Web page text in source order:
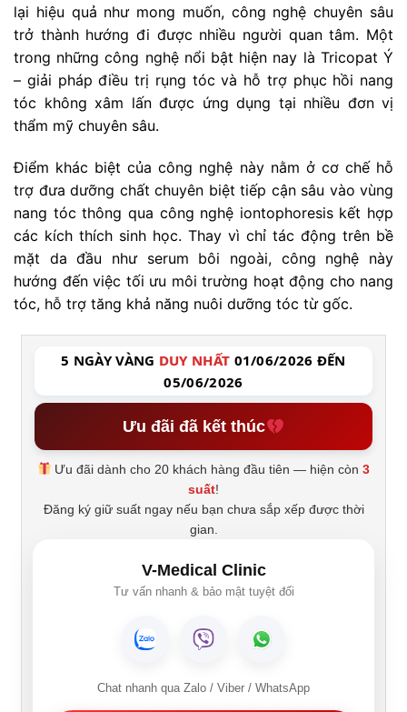
lại hiệu quả như mong muốn, công nghệ chuyên sâu
trở thành hướng đi được nhiều người quan tâm. Một
trong những công nghệ nổi bật hiện nay là Tricopat Ý
– giải pháp điều trị rụng tóc và hỗ trợ phục hồi nang
tóc không xâm lấn được ứng dụng tại nhiều đơn vị
thẩm mỹ chuyên sâu.
Điểm khác biệt của công nghệ này nằm ở cơ chế hỗ
trợ đưa dưỡng chất chuyên biệt tiếp cận sâu vào vùng
nang tóc thông qua công nghệ iontophoresis kết hợp
các kích thích sinh học. Thay vì chỉ tác động trên bề
mặt da đầu như serum bôi ngoài, công nghệ này
hướng đến việc tối ưu môi trường hoạt động cho nang
tóc, hỗ trợ tăng khả năng nuôi dưỡng tóc từ gốc.
5 NGÀY VÀNG DUY NHẤT 01/06/2026 ĐẾN
05/06/2026
Ưu đãi đã kết thúc
Ưu đãi dành cho 20 khách hàng đầu tiên — hiện còn3
suất!
Đăng ký giữ suất ngay nếu bạn chưa sắp xếp được thời
gian.
V-Medical Clinic
Tư vấn nhanh & bảo mật tuyệt đối
Chat nhanh qua Zalo / Viber / WhatsApp